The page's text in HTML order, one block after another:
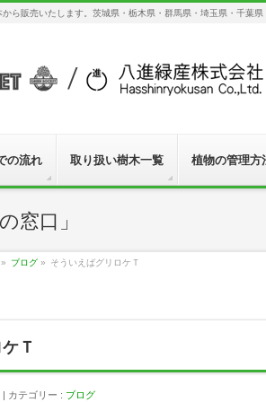
ら販売いたします。茨城県・栃木県・群馬県・埼玉県・千葉県
の流れ 取り扱い樹木一覧 植物の管理方
窓口」
» ブログ » そういえばグリロケＴ
Ｔ
カテゴリー : ブログ